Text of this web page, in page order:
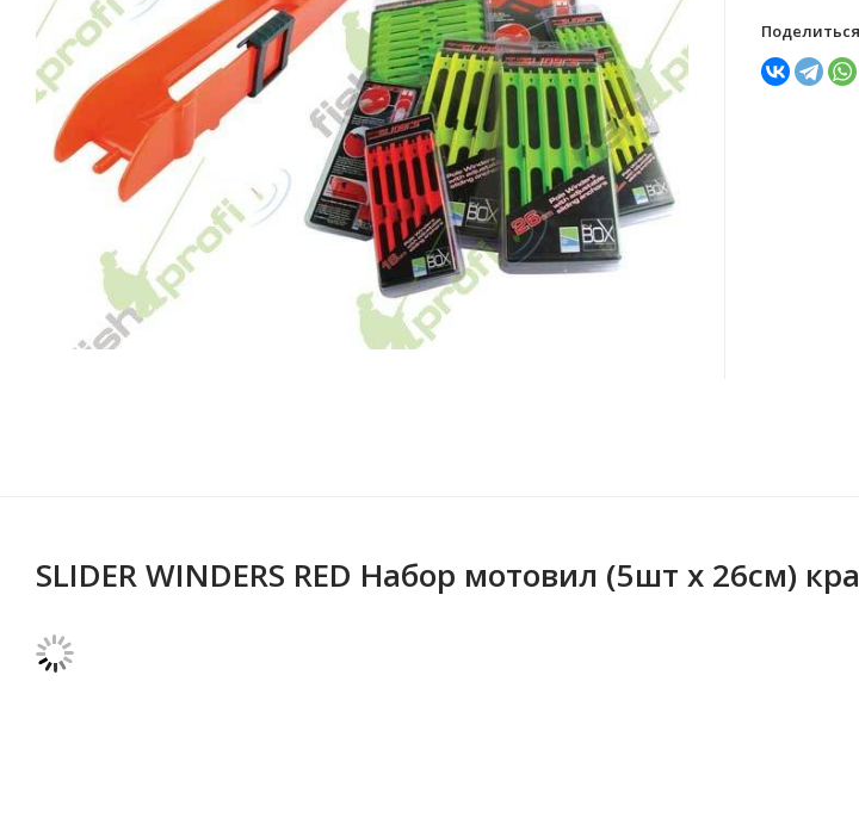
SLIDER WINDERS RED Набор мотовил (5шт x 26см)